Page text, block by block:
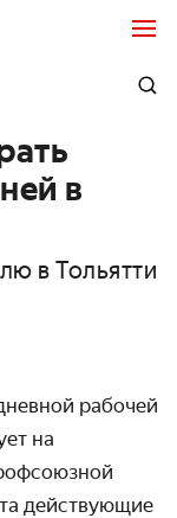
в
в Тольятти
рабочей
на
действующие